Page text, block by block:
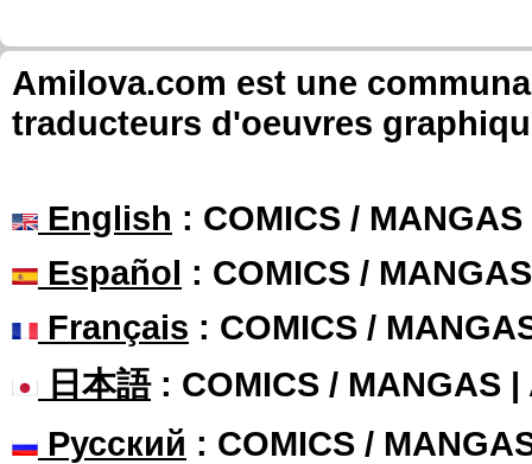
Amilova.com est une
traducteurs d'oeuvres
English : COMICS /
Español : COMICS /
Français : COMICS /
日本語: COMICS / MANGAS |
Русский : COMICS /